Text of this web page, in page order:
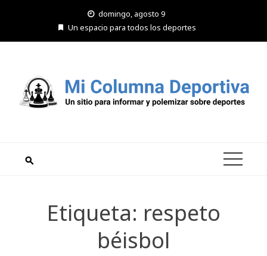
domingo, agosto 9
Un espacio para todos los deportes
Etiqueta: respeto
béisbol